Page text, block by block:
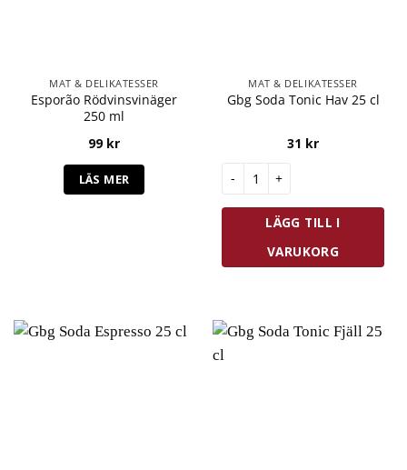
MAT & DELIKATESSER
Esporão Rödvinsvinäger
250 ml
99 kr
LÄS MER
MAT & DELIKATESSER
Gbg Soda Tonic Hav 25 cl
31 kr
Gbg Soda Tonic Hav 25 cl
LÄGG TILL I
VARUKORG